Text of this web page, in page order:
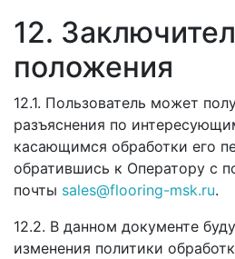
12.
положения
12.1. Пользователь может
разъяснения по
касающимся обработки его
обратившись к Оператору с
почты sales@flooring-msk.ru.
12.2. В данном документе
изменения политики